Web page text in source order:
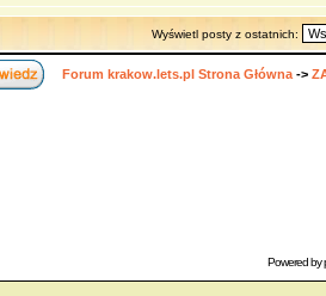
Wyświetl posty z ostatnich:
Forum krakow.lets.pl Strona Główna ->
Powered by